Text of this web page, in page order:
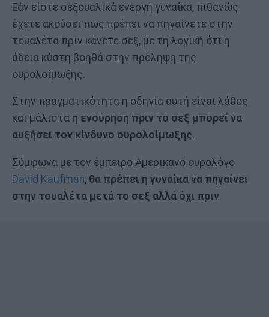
Εάν είστε σεξουαλικά ενεργή γυναίκα, πιθανώς
έχετε ακούσει πως πρέπει να πηγαίνετε στην
τουαλέτα πριν κάνετε σεξ, με τη λογική ότι η
άδεια κύστη βοηθά στην πρόληψη της
ουρολοίμωξης.
Στην πραγματικότητα η οδηγία αυτή είναι λάθος
και μάλιστα η ενούρηση πριν το σεξ μπορεί να
αυξήσει τον κίνδυνο ουρολοίμωξης.
Σύμφωνα με τον έμπειρο Αμερικανό ουρολόγο
David Kaufman, θα πρέπει η γυναίκα να πηγαίνει
στην τουαλέτα μετά το σεξ αλλά όχι πριν.